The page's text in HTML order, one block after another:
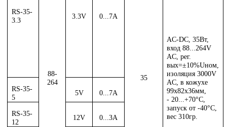
RS-35-
3.3
88-
264
3.3V 0...7A
35
AC-DC, 35Вт,
вход 88...264V
AC, рег.
вых=±10%Uном,
изоляция 3000V
AC, в кожухе
99х82х36мм,
- 20...+70°С,
запуск от -40°С,
вес 310гр.
RS-35-
5
5V 0...7A
RS-35-
12
12V 0...3A